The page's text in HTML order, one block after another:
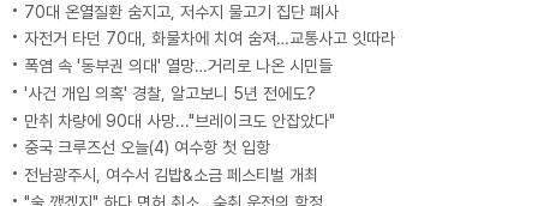
70대 온열질환 숨지고, 저수지 물고기 집단 폐사
자전거 타던 70대, 화물차에 치여 숨져…교통사고 잇따라
폭염 속 '동부권 의대' 열망…거리로 나온 시민들
'사건 개입 의혹' 경찰, 알고보니 5년 전에도?
만취 차량에 90대 사망..."브레이크도 안잡았다"
중국 크루즈선 오늘(4) 여수항 첫 입항
전남광주시, 여수서 김밥&소금 페스티벌 개최
"술 깼겠지" 하다 면허 취소…숙취 운전의 함정